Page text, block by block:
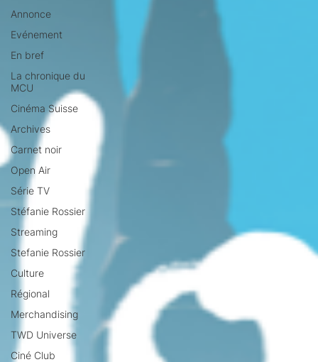
Annonce
Evénement
En bref
La chronique du
MCU
Cinéma Suisse
Archives
Carnet noir
Open Air
Série TV
Stéfanie Rossier
Streaming
Stefanie Rossier
Culture
Régional
Merchandising
TWD Universe
Ciné Club